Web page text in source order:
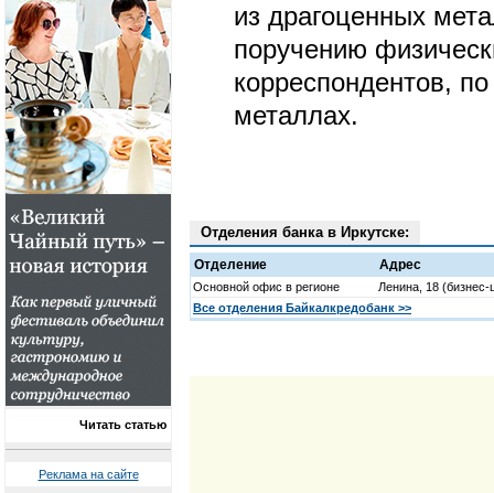
Читать статью
Реклама на сайте
из драгоценных
поручению
корреспондентов,
металлах.
Отделения банка в Иркутске:
Отделение Адрес
Основной офис в регионе
Ленина, 18
Все отделения Байкалкредобанк >>